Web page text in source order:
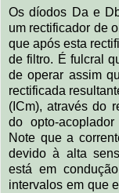
Os díodos Da e
um rectificador de
que após esta
de filtro. É fulcral
de operar assim
rectificada
(ICm), através do
do opto-
Note que a
devido à alta
está em
intervalos em que